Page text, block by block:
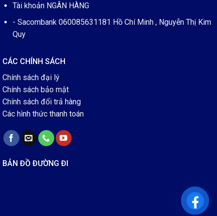
Tài khoản NGÂN HÀNG
- Sacombank 060085631181 Hồ Chí Minh , Nguyễn Thị Kim
Quy
CÁC CHÍNH SÁCH
Chính sách đại lý
Chính sách bảo mật
Chính sách đổi trả hàng
Các hình thức thanh toán
BẢN ĐỒ ĐƯỜNG ĐI